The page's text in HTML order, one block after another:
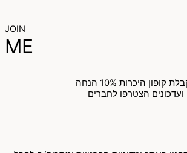
JOIN
ME
קופון היכרות 10% הנחה
ועדכונים הצטרפו לחברים